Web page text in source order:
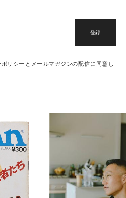
登録
リシーとメールマガジンの配信に同意し